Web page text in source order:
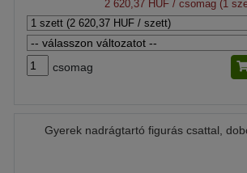
2 620,37 HUF / csomag (1
csomag
Gyerek nadrágtartó figurás csattal,